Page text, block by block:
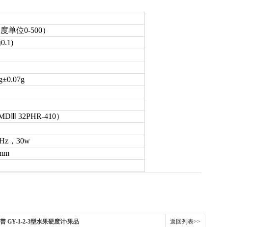
单位0-500）
32PHR-410）
，30w
GY-1-2-3型水果硬度计/果品 返回列表>>